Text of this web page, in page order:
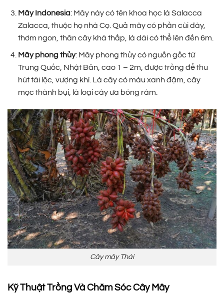
Mây Indonesia: Mây này có tên khoa học là Salacca
Zalacca, thuộc họ nhà Cọ. Quả mây có phần cùi dày,
thơm ngon, thân cây khá thấp, lá dài có thể lên đến 6m.
Mây phong thủy: Mây phong thủy có nguồn gốc từ
Trung Quốc, Nhật Bản, cao 1 – 2m, được trồng để thu
hút tài lộc, vượng khí. Lá cây có màu xanh đậm, cây
mọc thành bụi, là loại cây ưa bóng râm.
Cây mây Thái
Kỹ Thuật Trồng Và Chăm Sóc Cây Mây